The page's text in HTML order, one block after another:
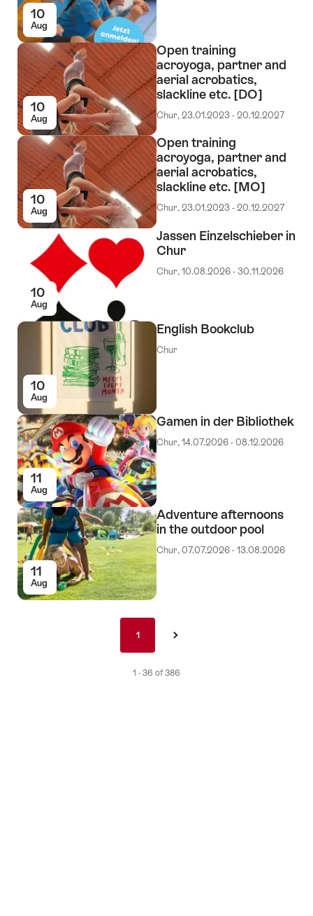
10
Aug
10
Aug
Open training
acroyoga, partner and
aerial acrobatics,
slackline etc. [DO]
Chur, 23.01.2023 - 20.12.2027
10
Aug
Open training
acroyoga, partner and
aerial acrobatics,
slackline etc. [MO]
Chur, 23.01.2023 - 20.12.2027
10
Aug
Jassen Einzelschieber in
Chur
Chur, 10.08.2026 - 30.11.2026
10
Aug
English Bookclub
Chur
11
Aug
Gamen in der Bibliothek
Chur, 14.07.2026 - 08.12.2026
11
Aug
Adventure afternoons
in the outdoor pool
Chur, 07.07.2026 - 13.08.2026
1
1 ›
1 - 36 of 386